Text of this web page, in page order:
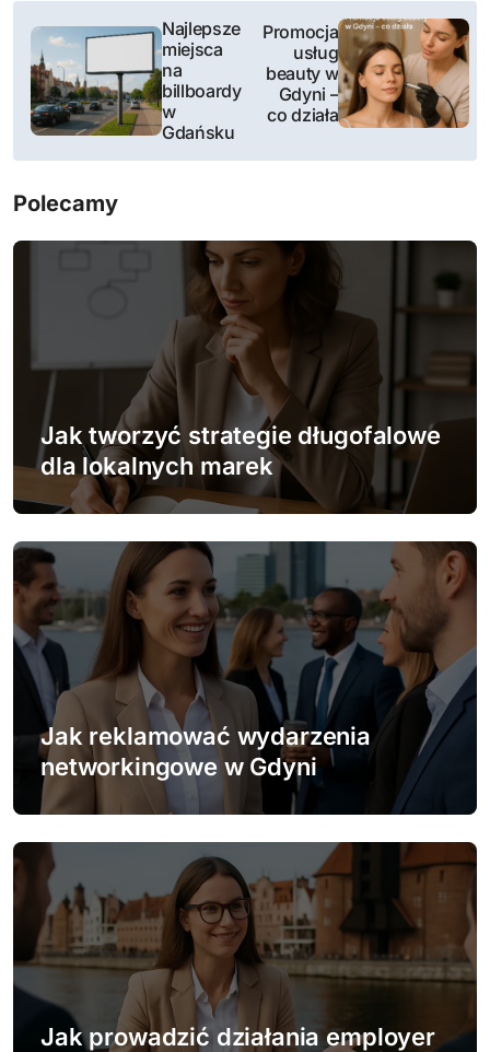
N
w
i
g
a
p
i
s
u
Najlepsze
miejsca
na
billboardy
w
Gdańsku
Promocja
usług
beauty w
Gdyni –
co działa
Polecamy
Jak tworzyć strategie długofalowe
dla lokalnych marek
Jak reklamować wydarzenia
networkingowe w Gdyni
Jak prowadzić działania employer